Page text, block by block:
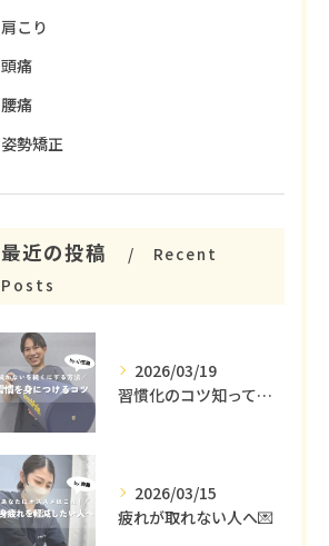
肩こり
頭痛
腰痛
姿勢矯正
最近の投稿
Recent
Posts
2026/03/19
習慣化のコツ知ってる😳？
2026/03/15
疲れが取れない人へ💌